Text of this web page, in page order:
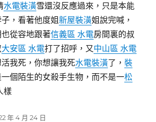
水電裝潢雪還沒反應過來，只是本能
，看著他度姐新屋裝潢姐說完喊，
也從容地跟著信義區 水電房間裏的叔
大安區 水電打了招呼，又中山區 水電
我死，你想讓我死水電裝潢了，裝
個陌生的女殺手生物，而不是一松
樣
年 4 月 24 日